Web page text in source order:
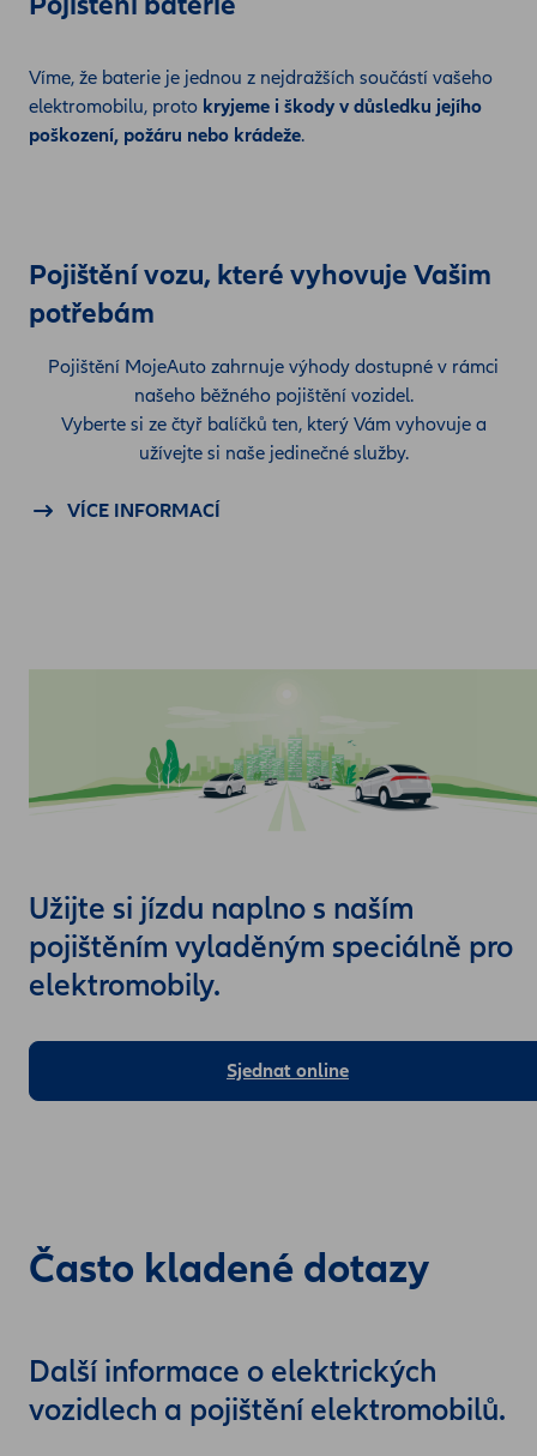
Víme, že baterie je jednou z nejdražších součástí vašeho
elektromobilu, proto kryjeme i škody v důsledku jejího
poškození, požáru nebo krádeže.
Pojištění vozu, které vyhovuje Vašim
potřebám
Pojištění MojeAuto zahrnuje výhody dostupné v rámci
našeho běžného pojištění vozidel.
Vyberte si ze čtyř balíčků ten, který Vám vyhovuje a
užívejte si naše jedinečné služby.
VÍCE INFORMACÍ
Užijte si jízdu naplno s naším
pojištěním vyladěným speciálně pro
elektromobily.
Sjednat online
Často kladené dotazy
Další informace o elektrických
vozidlech a pojištění elektromobilů.